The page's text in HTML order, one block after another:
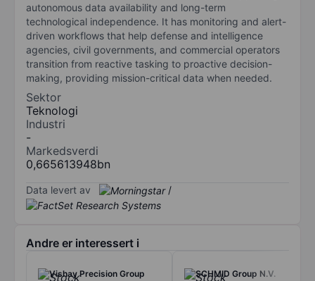
autonomous data availability and long-term
technological independence. It has monitoring and alert-
driven workflows that help defense and intelligence
agencies, civil governments, and commercial operators
transition from reactive tasking to proactive decision-
making, providing mission-critical data when needed.
Sektor
Teknologi
Industri
-
Markedsverdi
0,665613948bn
Data levert av /
Andre er interessert i
Vishay Precision Group SCHMID Group N.V.